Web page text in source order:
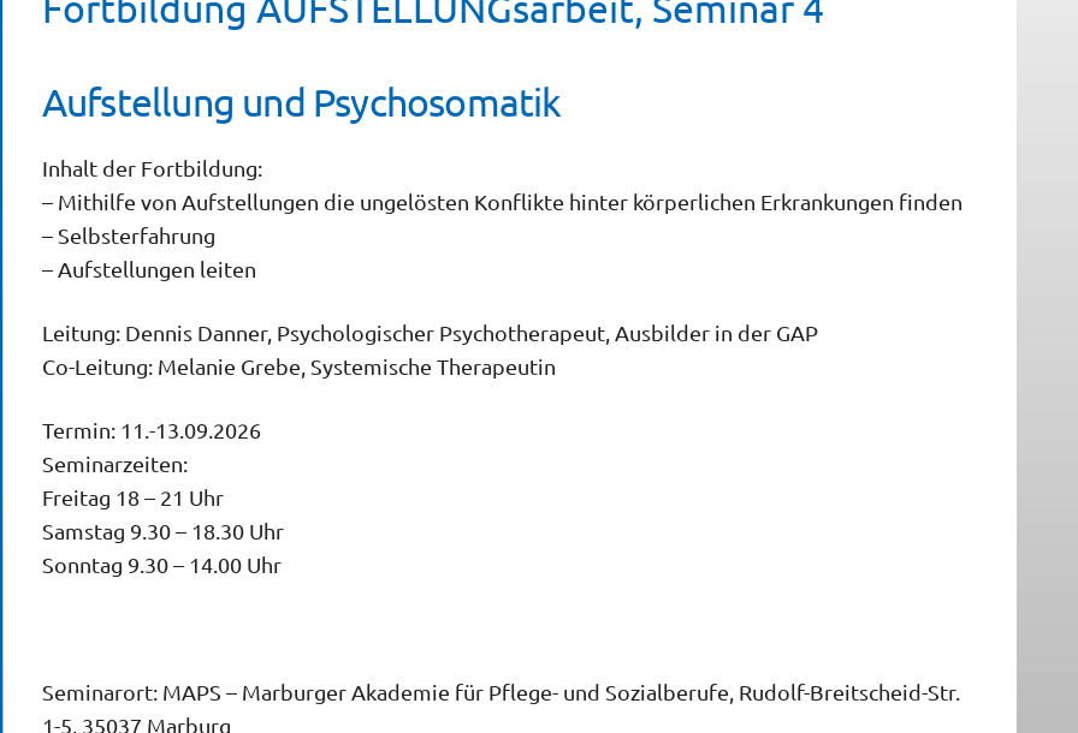
Aufstellung und Psychosomatik
Inhalt der Fortbildung:
– Mithilfe von Aufstellungen die ungelösten Konflikte hinter körperlichen Erkrankungen finden
– Selbsterfahrung
– Aufstellungen leiten
Leitung: Dennis Danner, Psychologischer Psychotherapeut, Ausbilder in der GAP
Co-Leitung: Melanie Grebe, Systemische Therapeutin
Termin: 11.-13.09.2026
Seminarzeiten:
Freitag 18 – 21 Uhr
Samstag 9.30 – 18.30 Uhr
Sonntag 9.30 – 14.00 Uhr
Seminarort: MAPS – Marburger Akademie für Pflege- und Sozialberufe, Rudolf-Breitscheid-Str.
1-5, 35037 Marburg